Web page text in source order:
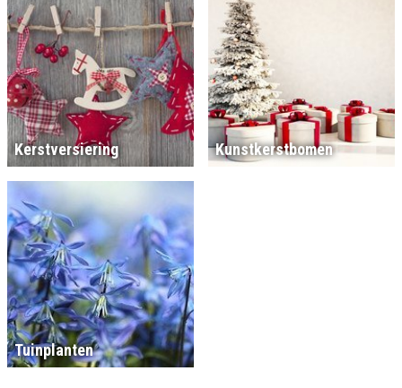
Kerstversiering Kunstkerstbomen
Tuinplanten